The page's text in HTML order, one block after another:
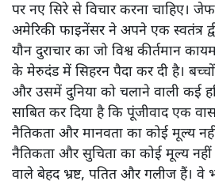
पर नए सिरे से विचार करना चाहिए।
अमेरिकी फाइनेंसर ने अपने एक स्वतंत्र
यौन दुराचार का जो विश्व कीर्तमान
के मेरुदंड में सिहरन पैदा कर दी है। बच्चों
और उसमें दुनिया को चलाने वाली कई
साबित कर दिया है कि पूंजीवाद एक
नैतिकता और मानवता का कोई मूल्य
नैतिकता और सुचिता का कोई मूल्य
वाले बेहद भ्रष्ट, पतित और गलीज हैं।